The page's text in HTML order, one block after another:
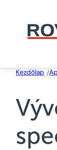
content
Kezdőlap /